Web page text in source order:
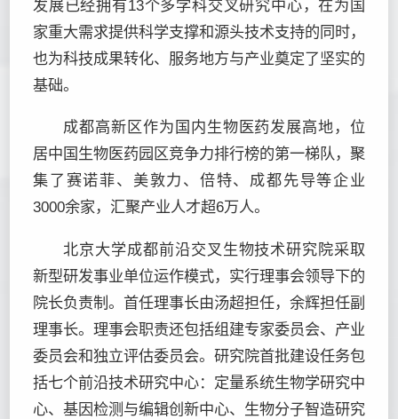
发展已经拥有13个多学科交叉研究中心，在为国
家重大需求提供科学支撑和源头技术支持的同时，
也为科技成果转化、服务地方与产业奠定了坚实的
基础。
成都高新区作为国内生物医药发展高地，位
居中国生物医药园区竞争力排行榜的第一梯队，聚
集了赛诺菲、美敦力、倍特、成都先导等企业
3000余家，汇聚产业人才超6万人。
北京大学成都前沿交叉生物技术研究院采取
新型研发事业单位运作模式，实行理事会领导下的
院长负责制。首任理事长由汤超担任，余辉担任副
理事长。理事会职责还包括组建专家委员会、产业
委员会和独立评估委员会。研究院首批建设任务包
括七个前沿技术研究中心：定量系统生物学研究中
心、基因检测与编辑创新中心、生物分子智造研究